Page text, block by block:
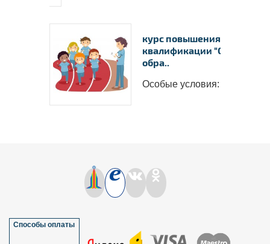
курс повышения
квалификации
обра..
Особые условия: ..
Способы оплаты